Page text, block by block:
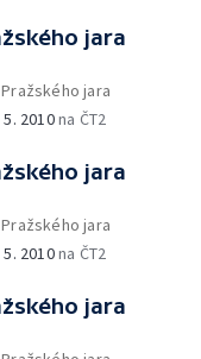
jara
jara
5. 2010na ČT2
jara
jara
5. 2010na ČT2
jara